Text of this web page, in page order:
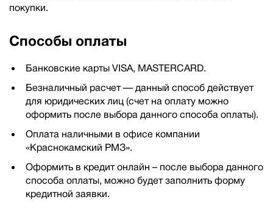
покупки.
Способы оплаты
Банковские карты VISA, MASTERCARD.
Безналичный расчет — данный способ действует
для юридических лиц (счет на оплату можно
оформить после выбора данного способа оплаты).
Оплата наличными в офисе компании
«Краснокамский РМЗ».
Оформить в кредит онлайн – после выбора данного
способа оплаты, можно будет заполнить форму
кредитной заявки.